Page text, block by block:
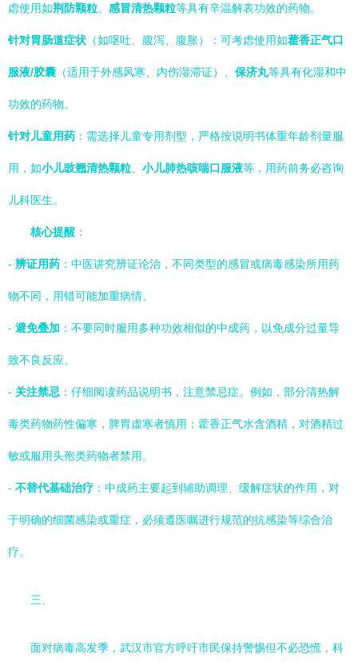
虑使用如荆防颗粒 感冒清热颗粒等具有辛温解表功效的药物。
针对胃肠道症状 （如呕吐、腹泻、腹胀）：可考虑使用如藿香正气口
服液/胶囊 （适用于外感风寒、内伤湿滞证）、 保济丸等具有化湿和中
功效的药物。
针对儿童用药 ：需选择儿童专用剂型，严格按说明书体重年龄剂量服
用，如小儿豉翘清热颗粒 小儿肺热咳喘口服液等，用药前务必咨询
儿科医生。
核心提醒 ：
- 辨证用药 ：中医讲究辨证论治，不同类型的感冒或病毒感染所用药
物不同，用错可能加重病情。
- 避免叠加 ：不要同时服用多种功效相似的中成药，以免成分过量导
致不良反应。
- 关注禁忌 ：仔细阅读药品说明书，注意禁忌症。例如，部分清热解
毒类药物药性偏寒，脾胃虚寒者慎用；藿香正气水含酒精，对酒精过
敏或服用头孢类药物者禁用。
- 不替代基础治疗 ：中成药主要起到辅助调理、缓解症状的作用，对
于明确的细菌感染或重症，必须遵医嘱进行规范的抗感染等综合治
疗。
三、
面对病毒高发季，武汉市官方呼吁市民保持警惕但不必恐慌，科